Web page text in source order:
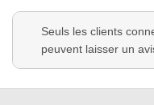
Seuls les clients
peuvent laisser un